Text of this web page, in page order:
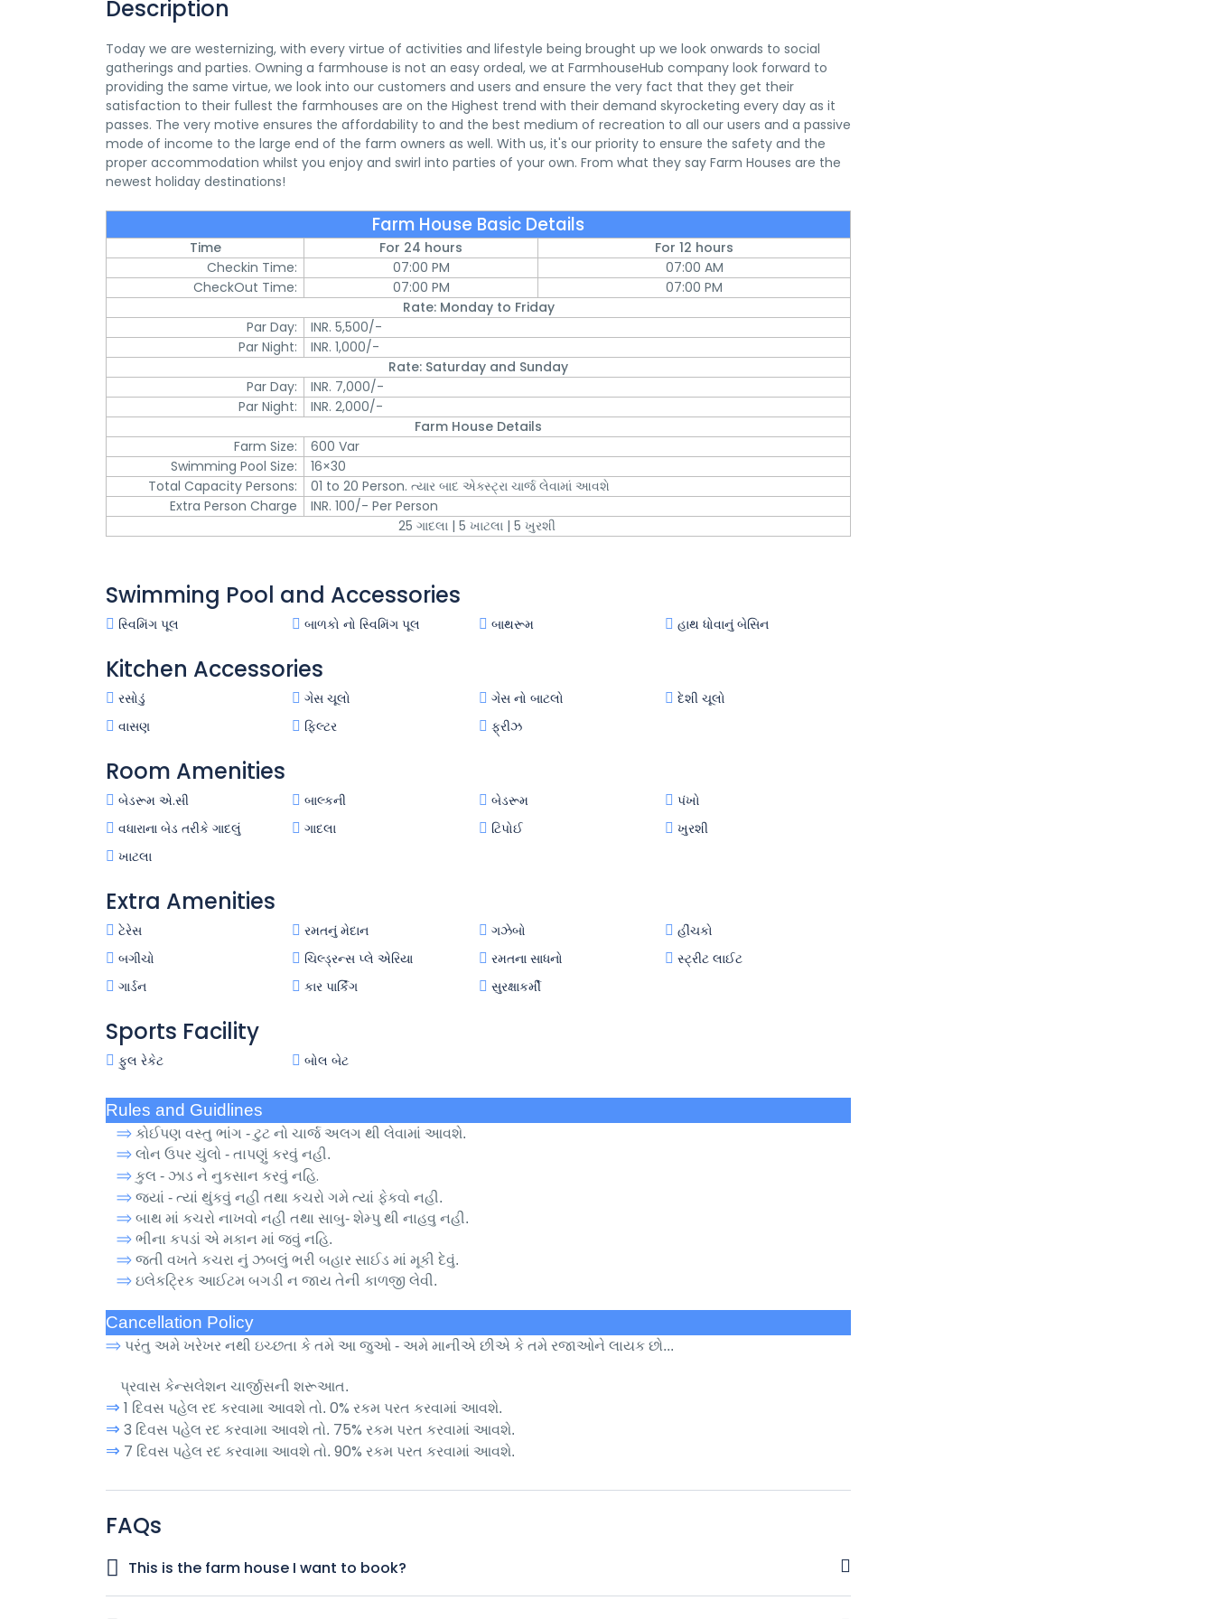
Description
Today we are westernizing, with every virtue of activities and lifestyle being brought up we look onwards to social
gatherings and parties. Owning a farmhouse is not an easy ordeal, we at FarmhouseHub company look forward to
providing the same virtue, we look into our customers and users and ensure the very fact that they get their
satisfaction to their fullest the farmhouses are on the Highest trend with their demand skyrocketing every day as it
passes. The very motive ensures the affordability to and the best medium of recreation to all our users and a passive
mode of income to the large end of the farm owners as well. With us, it's our priority to ensure the safety and the
proper accommodation whilst you enjoy and swirl into parties of your own. From what they say Farm Houses are the
newest holiday destinations!
Farm House Basic Details
Time For 24 hours
For 12 hours
Checkin Time:
07:00 PM
07:00 AM
CheckOut Time:
07:00 PM
07:00 PM
Rate: Monday to Friday
Par Day:
INR. 5,500/-
Par Night:
INR. 1,000/-
Rate: Saturday and Sunday
Par Day:
INR. 7,000/-
Par Night:
INR. 2,000/-
Farm House Details
Farm Size:
600 Var
Swimming Pool Size:
16×30
Total Capacity Persons:
01 to 20 Person.ત્યાર બાદ એક્સ્ટ્રા ચાર્જ લેવામાં આવશે
Extra Person Charge
INR. 100/- Per Person
25 ગાદલા | 5 ખાટલા| 5 ખુરશી
Swimming Pool and Accessories
સ્વિમિંગ પૂલ બાળકો નો સ્વિમિંગ પૂલ બાથરૂમ હાથ ધોવાનું બેસિન
Kitchen Accessories
રસોડું ગેસ ચૂલો ગેસ નો બાટલો
દેશી ચૂલો
વાસણ
ફિલ્ટર ફ્રીઝ
Room Amenities
બેડરૂમ એ.સી બાલ્કની બેડરૂમ
પંખો
વધારાના બેડ તરીકે ગાદલું
ગાદલા ટિપોઈ
ખુરશી
ખાટલા
Extra Amenities
ટેરેસ રમતનું મેદાન ગઝેબો
હીંચકો
બગીચો
ચિલ્ડ્રન્સ પ્લે એરિયા રમતના સાધનો
સ્ટ્રીટ લાઈટ
ગાર્ડન
કાર પાર્કિંગ સુરક્ષાકર્મી
Sports Facility
ફુલ રેકેટ બોલ બેટ
Rules and Guidlines
⇒ કોઈપણ વસ્તુ ભાંગ - ટુટ નો ચાર્જ અલગ થી લેવામાં આવશે.
⇒ લોન ઉપર ચુંલો - તાપણું કરવું નહી.
⇒ કુલ - ઝાડ ને નુકસાન કરવું નહિ.
⇒ જ્યાં - ત્યાં થુંકવું નહી તથા કચરો ગમે ત્યાં ફેકવો નહી.
⇒ બાથ માં કચરો નાખવો નહી તથા સાબુ- શેમ્પુ થી નાહવુ નહી.
⇒ ભીના કપડાં એ મકાન માં જવું નહિ.
⇒ જતી વખતે કચરા નું ઝબલું ભરી બહાર સાઈડ માં મૂકી દેવું.
⇒ ઇલેકટ્રિક આઈટમ બગડી ન જાય તેની કાળજી લેવી.
Cancellation Policy
⇒ પરંતુ અમે ખરેખર નથી ઇચ્છતા કે તમે આ જુઓ - અમે માનીએ છીએ કે તમે રજાઓને લાયક છો...
પ્રવાસ કેન્સલેશન ચાર્જીસની શરૂઆત.
⇒ 1 દિવસ પહેલ રદ કરવામા આવશે તો. 0% રકમ પરત કરવામાં આવશે.
⇒ 3 દિવસ પહેલ રદ કરવામા આવશે તો. 75% રકમ પરત કરવામાં આવશે.
⇒ 7 દિવસ પહેલ રદ કરવામા આવશે તો. 90% રકમ પરત કરવામાં આવશે.
FAQs
This is the farm house I want to book?